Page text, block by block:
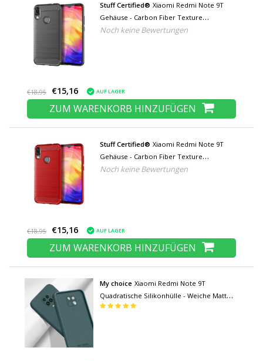
Stuff Certified® Xiaomi Redmi Note 9T
Gehäuse - Carbon Fiber Texture
Shockproof Case TPU Cover Grau
Noch keine Bewertungen
€18,95 €15,16 AUF LAGER
ZUM WARENKORB HINZUFÜGEN
Stuff Certified® Xiaomi Redmi Note 9T
Gehäuse - Carbon Fiber Texture
Shockproof Case TPU Cover Red
Noch keine Bewertungen
€18,95 €15,16 AUF LAGER
ZUM WARENKORB HINZUFÜGEN
My choice Xiaomi Redmi Note 9T
Quadratische Silikonhülle - Weiche Matte
Hülle Liquid Cover Dunkelgrün